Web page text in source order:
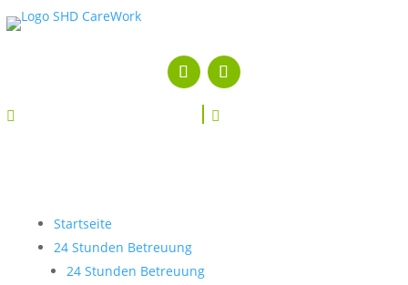
 
Startseite
24 Stunden Betreuung
24 Stunden Betreuung